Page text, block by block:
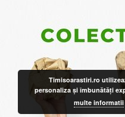
Timisoarastiri.ro
personaliza și îmbunătăți
multe informatii